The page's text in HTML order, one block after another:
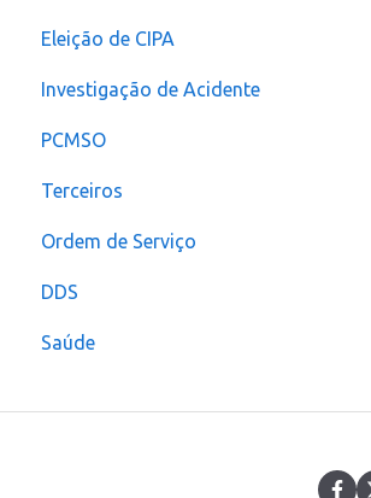
Notificação
Configurações
Eleição de CIPA
Investigação de Acidente
Configuração
PCMSO
Terceiros
Usuário
Ordem de Serviço
DDS
Saúde